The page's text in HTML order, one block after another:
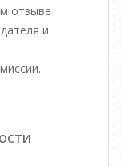
отзыве
и